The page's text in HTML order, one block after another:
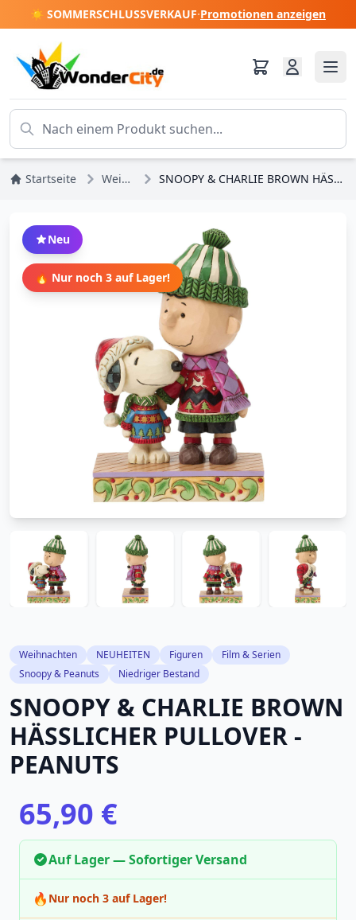
☀️ SOMMERSCHLUSSVERKAUF·Promotionen anzeigen
Startseite Weihnachten SNOOPY & CHARLIE BROWN HÄSSLICHER PULLOVER - PEANUTS
Neu
🔥 Nur noch 3 auf Lager!
Weihnachten NEUHEITEN Figuren
Film & Serien
Snoopy & Peanuts
Niedriger Bestand
SNOOPY & CHARLIE BROWN
HÄSSLICHER PULLOVER -
PEANUTS
65,90 €
Auf Lager — Sofortiger Versand
🔥 Nur noch 3 auf Lager!